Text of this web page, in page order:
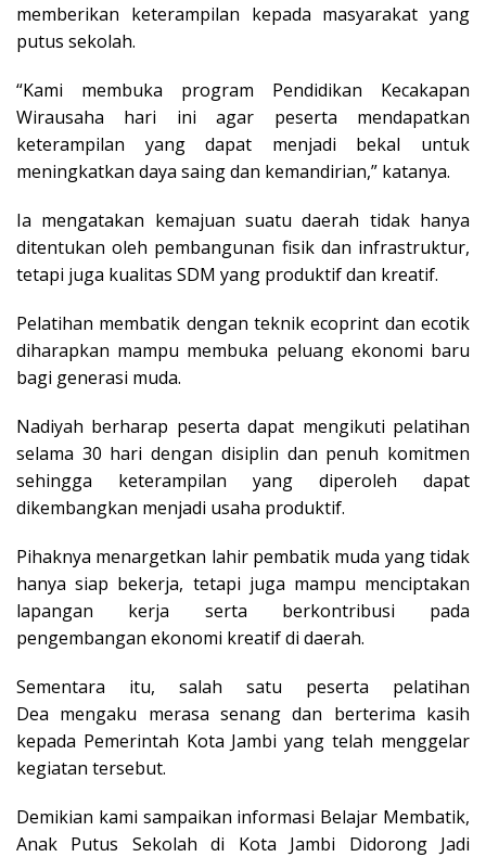
memberikan keterampilan kepada masyarakat yang
putus sekolah.
“Kami membuka program Pendidikan Kecakapan
Wirausaha hari ini agar peserta mendapatkan
keterampilan yang dapat menjadi bekal untuk
meningkatkan daya saing dan kemandirian,” katanya.
Ia mengatakan kemajuan suatu daerah tidak hanya
ditentukan oleh pembangunan fisik dan infrastruktur,
tetapi juga kualitas SDM yang produktif dan kreatif.
Pelatihan membatik dengan teknik ecoprint dan ecotik
diharapkan mampu membuka peluang ekonomi baru
bagi generasi muda.
Nadiyah berharap peserta dapat mengikuti pelatihan
selama 30 hari dengan disiplin dan penuh komitmen
sehingga keterampilan yang diperoleh dapat
dikembangkan menjadi usaha produktif.
Pihaknya menargetkan lahir pembatik muda yang tidak
hanya siap bekerja, tetapi juga mampu menciptakan
lapangan kerja serta berkontribusi pada
pengembangan ekonomi kreatif di daerah.
Sementara itu, salah satu peserta pelatihan
Dea mengaku merasa senang dan berterima kasih
kepada Pemerintah Kota Jambi yang telah menggelar
kegiatan tersebut.
Demikian kami sampaikan informasi Belajar Membatik,
Anak Putus Sekolah di Kota Jambi Didorong Jadi